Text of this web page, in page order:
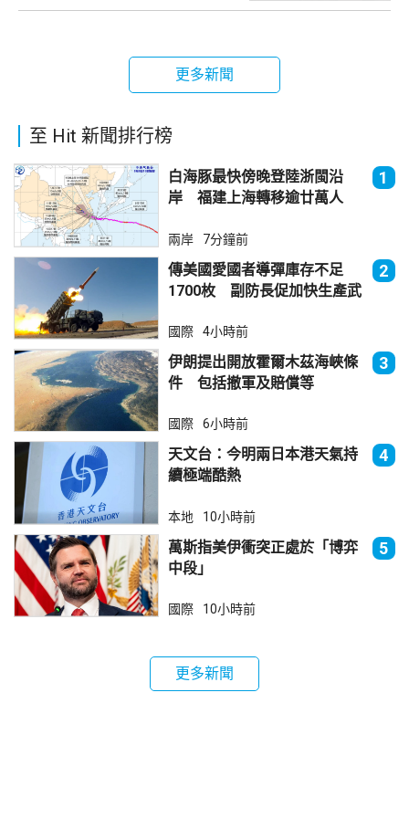
更多新聞
至 Hit 新聞排行榜
白海豚最快傍晚登陸浙閩沿
岸 福建上海轉移逾廿萬人
1
兩岸 7分鐘前
傳美國愛國者導彈庫存不足
1700枚 副防長促加快生產武
2
國際 4小時前
伊朗提出開放霍爾木茲海峽條
件 包括撤軍及賠償等
3
國際 6小時前
天文台：今明兩日本港天氣持
續極端酷熱
4
本地 10小時前
萬斯指美伊衝突正處於「博弈
中段」
5
國際 10小時前
更多新聞